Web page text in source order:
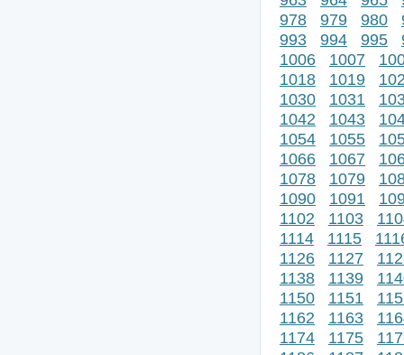
978
979 980
993
994 995
1006
1007
1018
1019
1030
1031
1042
1043
1054
1055
1066
1067
1078
1079
1090
1091
1102
1103
1114
1115
1126
1127
1138
1139
1150
1151
1162
1163
1174
1175